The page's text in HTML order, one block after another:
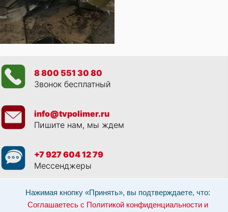
Нажимая кнопку «Принять», вы подтверждаете, что:
Соглашаетесь с Политикой конфиденциальности и
8 800 551 30 80
Звонок бесплатный
info@tvpolimer.ru
Пишите нам, мы ждем
+7 927 604 12 79
Мессенджеры
Просматривая данный веб сайт, и обращаясь к нам, вы:Соглашаетесь с
Разрешаете обработку персональных данных в соответствии с 152-ФЗ